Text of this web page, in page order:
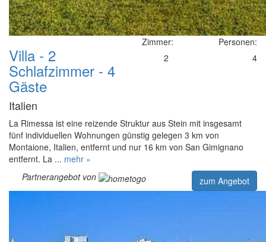
Villa - 2
Schlafzimmer - 4
Gäste
Italien
Zimmer:
2
Personen:
4
La Rimessa ist eine reizende Struktur aus Stein mit insgesamt
fünf individuellen Wohnungen günstig gelegen 3 km von
Montaione, Italien, entfernt und nur 16 km von San Gimignano
entfernt. La ... mehr »
Partnerangebot von
zum Angebot